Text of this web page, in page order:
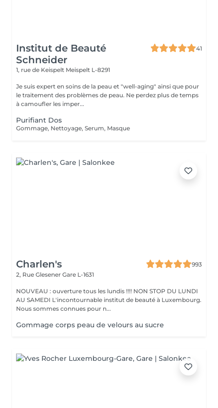
Institut de Beauté
Schneider
41
1, rue de Keispelt Meispelt L-8291
Je suis expert en soins de la peau et "well-aging" ainsi que pour
le traitement des problèmes de peau. Ne perdez plus de temps
à camoufler les imper...
Purifiant Dos
Gommage, Nettoyage, Serum, Masque
Charlen's
993
2, Rue Glesener Gare L-1631
NOUVEAU : ouverture tous les lundis !!!! NON STOP DU LUNDI
AU SAMEDI L'incontournable institut de beauté à Luxembourg.
Nous sommes connues pour n...
Gommage corps peau de velours au sucre